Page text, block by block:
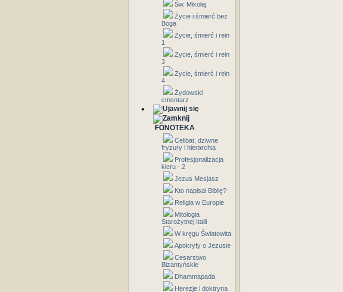
Św. Mikołaj
Życie i śmierć bez
Boga
Życie, śmierć i rein
1
Życie, śmierć i rein
3
Życie, śmierć i rein
4
Żydowski
cmentarz
FONOTEKA
Celibat, dziwne
fryzury i hierarchia
Profesjonalizacja
kleru - 2
Jezus Mesjasz
Kto napisał Biblię?
Religia w Europie
Mitologia
Starożytnej Italii
W kręgu Światowita
Apokryfy o Jezusie
Cesarstwo
Bizantyńskie
Dhammapada
Herezje i doktryna